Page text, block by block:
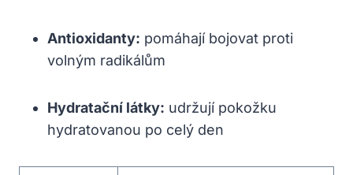
Antioxidanty: pomáhají bojovat proti
volným radikálům
Hydratační látky: udržují pokožku
hydratovanou po celý den